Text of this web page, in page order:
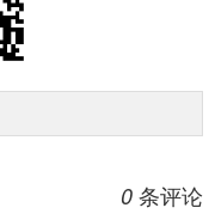
0 条评论